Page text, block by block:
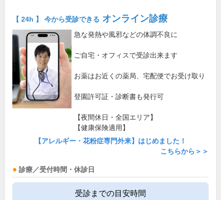
【 24h 】 今から受診できる オンライン診療
急な発熱や風邪などの体調不良に
ご自宅・オフィスで受診出来ます
お薬はお近くの薬局、宅配便でお受け取り
登園許可証・診断書も発行可
【夜間休日・全国エリア】
【健康保険適用】
【アレルギー・花粉症専門外来】はじめました！
こちらから＞＞
診療／受付時間・休診日
受診までの目安時間